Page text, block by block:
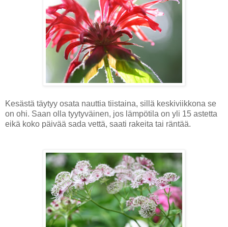
Kesästä täytyy osata nauttia tiistaina, sillä keskiviikkona se
on ohi. Saan olla tyytyväinen, jos lämpötila on yli 15 astetta
eikä koko päivää sada vettä, saati rakeita tai räntää.